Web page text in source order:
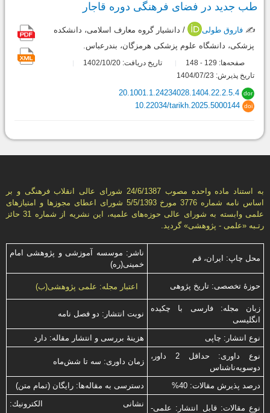
طب جدید در فضای فرهنگی دوره قاجار
✍️ فاروق طولی
/ دانشیار گروه معارف اسلامی، دانشکده
پزشکی، دانشگاه علوم پزشکی هرمزگان، بندرعباس.
صفحه‌ها: 129
-
تاریخ دریافت: 1402/10/20
تاریخ پذیرش: 1404/07/23
dor
20.1001.1.24234028.1404.22.2.5.4
doi
10.22034/tarikh.2025.5000144
به استناد ماده واحده مصوب 24/6/1387 شورای عالی انقلاب فرهنگی و بر
اساس نامه شماره 3776 مورخ 5/5/1393 شورای اعطای مجوزها و امتيازهای
علمی وابسته به شورای عالی حوزه‌های علميه، اين نشريه از شماره 31 حائز
رتـبه «علمی - پژوهشی» گرديد.
محل چاپ: ایران، قم
ناشر: موسسه آموزشی و پژوهشی امام
خمینی(ره)
حوزۀ تخصصی: تاریخ پژوهی اعتبار مجله: علمی پژوهشی(ب)
زبان مجله: فارسی با چكیده
انگلیسی
نوبت انتشار: دو فصل نامه
نوع انتشار: چاپی
هزینۀ بررسی و انتشار مقاله: دارد
نوع داوری: حداقل 2 داور،
دوسویه‌ناشناس
زمان داوری: سه تا شش‌ماه
درصد پذیرش مقالات: 40% دسترسی به مقاله‌ها: رایگان (تمام متن)
نوع مقالات: قابل انتشار: علمی-
نشانی الكترونیك: